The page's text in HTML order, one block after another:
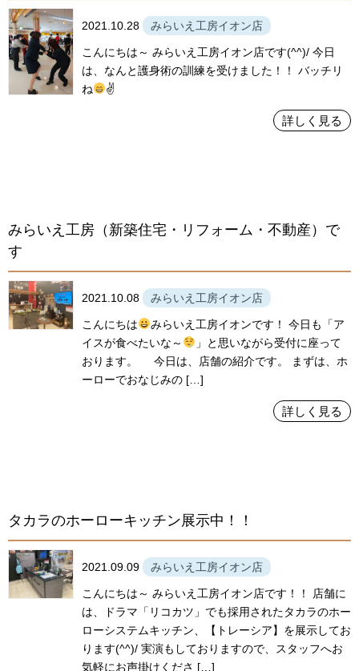
2021.10.28 みらいえ工房イオン店
こんにちは～ みらいえ工房イオン店です(^^)/ 今日
は、なんと護身術の訓練を受けました！！ バッチリ
ね
✌
詳しく見る
みらいえ工房（新築住宅・リフォーム・不動産）で
す
2021.10.08 みらいえ工房イオン店
こんにちは
みらいえ工房イオンです！ 今日も「ア
イスが食べたいな～
」と思いながら受付に座って
おります。 今日は、店舗の紹介です。 まずは、ホ
ーローでおなじみの […]
詳しく見る
タカラのホーローキッチン展示中！！
2021.09.09 みらいえ工房イオン店
こんにちは～ みらいえ工房イオン店です！！ 店舗に
は、ドラマ「リコカツ」でも採用されたタカラのホー
ローシステムキッチン、【トレーシア】を展示してお
ります(^^)/ 実演もしておりますので、スタッフへお
気軽にお声掛けくださ […]